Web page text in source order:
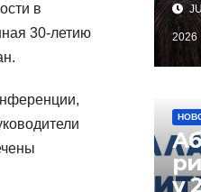
в
30-летию
2026
у